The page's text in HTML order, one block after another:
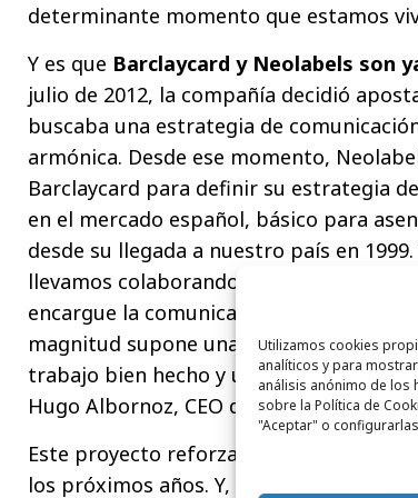
Utilizamos cookies
analíticos y para
análisis anónimo de los
sobre la Política de
"Aceptar" o
determinante momento que estamos
Y es que Barclaycard y Neolabels son
julio de 2012, la compañía decidió
buscaba una estrategia de
armónica. Desde ese momento,
Barclaycard para definir su estrategia
en el mercado español, básico para
desde su llegada a nuestro país en
llevamos colaborando dos años se
encargue la comunicación de uno de
magnitud supone una doble buena
trabajo bien hecho y una importante
Hugo Albornoz, CEO de Neolabels.
Este proyecto reforzará el
los próximos años. Y, además, dotará a